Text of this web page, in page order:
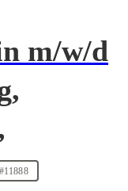
m/w/d
#11888